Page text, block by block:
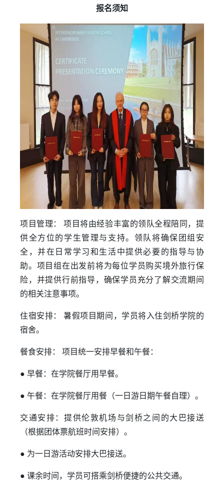
报名须知
项目管理： 项目将由经验丰富的领队全程陪同，提
供全方位的学生管理与支持。领队将确保团组安
全，并在日常学习和生活中提供必要的指导与协
助。项目组在出发前将为每位学员购买境外旅行保
险，并提供行前指导，确保学员充分了解交流期间
的相关注意事项。
住宿安排： 暑假项目期间，学员将入住剑桥学院的
宿舍。
餐食安排： 项目统一安排早餐和午餐：
● 早餐：在学院餐厅用早餐。
● 午餐：在学院餐厅用餐（一日游日期午餐自理）。
交通安排：提供伦敦机场与剑桥之间的大巴接送
（根据团体票航班时间安排）。
● 为一日游活动安排大巴接送。
● 课余时间，学员可搭乘剑桥便捷的公共交通。